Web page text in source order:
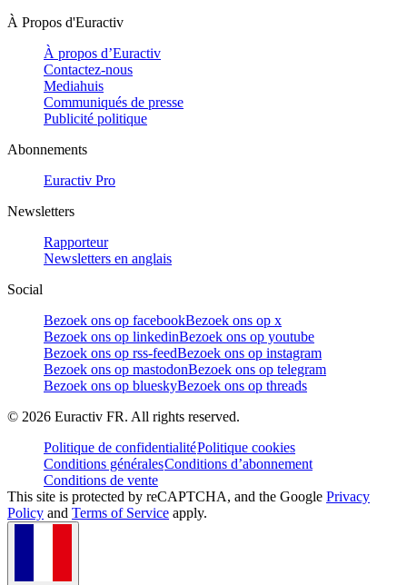
À Propos d'Euractiv
À propos d’Euractiv
Contactez-nous
Mediahuis
Communiqués de presse
Publicité politique
Abonnements
Euractiv Pro
Newsletters
Rapporteur
Newsletters en anglais
Social
Bezoek ons op facebookBezoek ons op x
Bezoek ons op linkedinBezoek ons op youtube
Bezoek ons op rss-feedBezoek ons op instagram
Bezoek ons op mastodonBezoek ons op telegram
Bezoek ons op blueskyBezoek ons op threads
© 2026 Euractiv FR. All rights reserved.
Politique de confidentialitéPolitique cookies
Conditions généralesConditions d’abonnement
Conditions de vente
This site is protected by reCAPTCHA, and the Google Privacy
Policy and Terms of Service apply.